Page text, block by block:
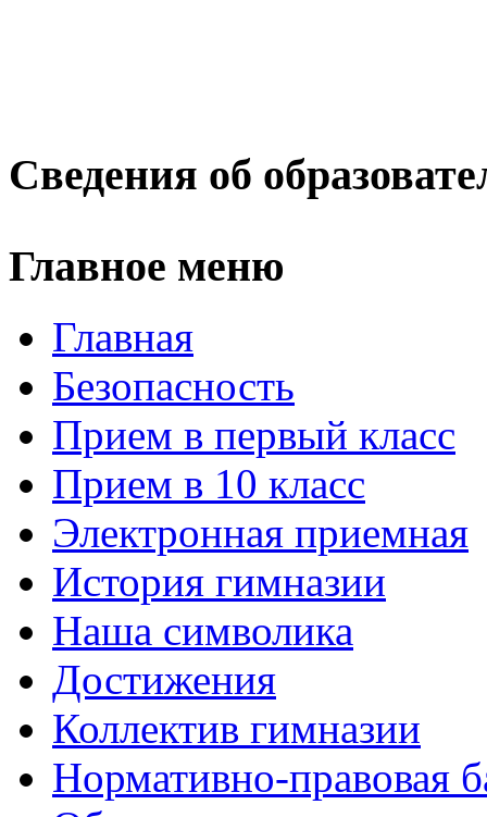
Сведения об
Главное меню
Главная
Безопасность
Прием в первый класс
Прием в 10 класс
Электронная приемная
История гимназии
Наша символика
Достижения
Коллектив гимназии
Нормативно-правовая